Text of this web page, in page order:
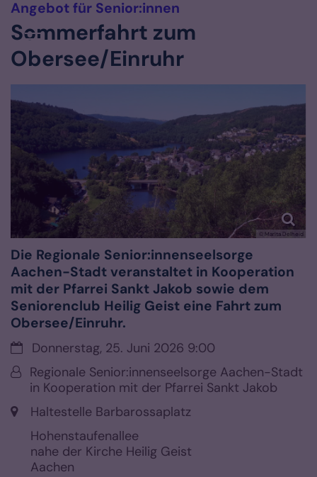
Zum Inhalt springen
Angebot für Senior:innen
Sommerfahrt zum
Obersee/Einruhr
© Marita Delheid
Die Regionale Senior:innenseelsorge
Aachen-Stadt veranstaltet in Kooperation
mit der Pfarrei Sankt Jakob sowie dem
Seniorenclub Heilig Geist eine Fahrt zum
Obersee/Einruhr.
Datum:Donnerstag, 25. Juni 2026 9:00
Von:Regionale Senior:innenseelsorge Aachen-Stadt
in Kooperation mit der Pfarrei Sankt Jakob
Ort:Haltestelle Barbarossaplatz
Hohenstaufenallee
nahe der Kirche Heilig Geist
Aachen